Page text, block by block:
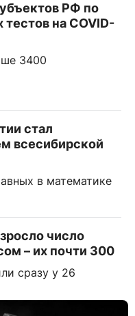
РФ по
на COVID-
3400
стал
всесибирской
в математике
число
– их почти 300
сразу у 26